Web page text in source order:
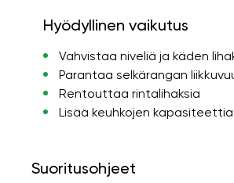
Hyödyllinen vaikutus
Vahvistaa niveliä ja käden
Parantaa selkärangan
Rentouttaa rintalihaksia
Lisää keuhkojen kapasiteettia
Suoritusohjeet